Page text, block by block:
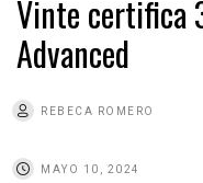
Vinte certifica
Advanced
REBECA ROMERO
MAYO 10, 2024